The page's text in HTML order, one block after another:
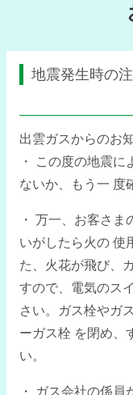
地震発生時の
出雲ガスからのお
・ この度の地震
ないか、もう一 度
・ 万一、お客さ
いがしたら火の 使
た、火花が飛び、
すので、電気のス
さい。ガス栓やガ
ーガス栓 を閉め、
い。
・ ガス会社の係